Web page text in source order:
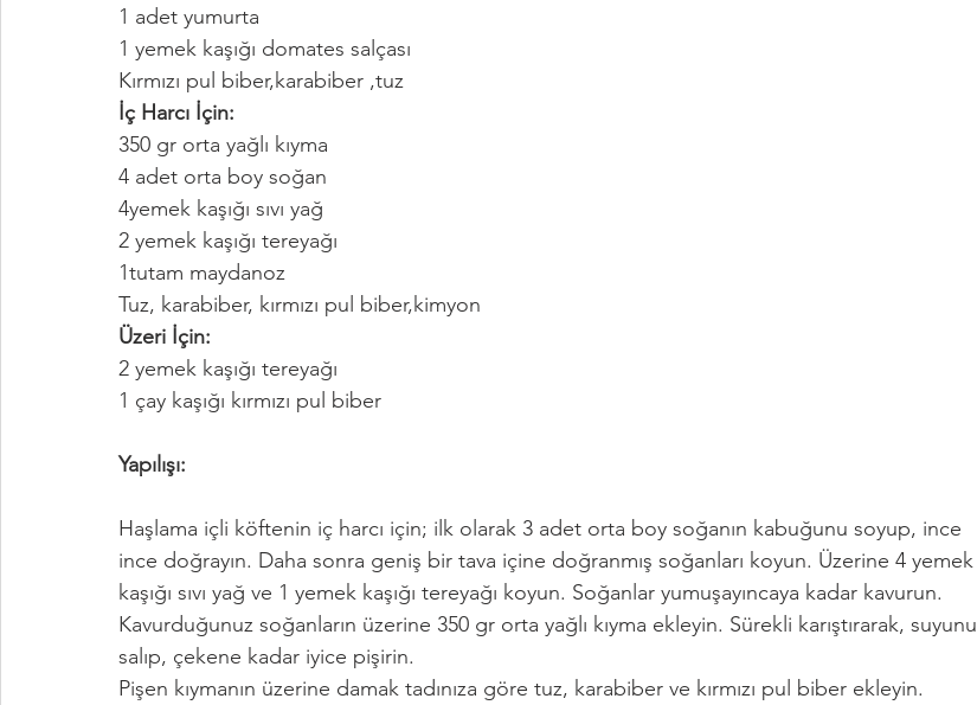
1 adet yumurta
1 yemek kaşığı domates salçası
Kırmızı pul biber,karabiber ,tuz
İç Harcı İçin:
350 gr orta yağlı kıyma
4 adet orta boy soğan
4yemek kaşığı sıvı yağ
2 yemek kaşığı tereyağı
1tutam maydanoz
Tuz, karabiber, kırmızı pul biber,kimyon
Üzeri İçin:
2 yemek kaşığı tereyağı
1 çay kaşığı kırmızı pul biber
Yapılışı:
Haşlama içli köftenin iç harcı için; ilk olarak 3 adet orta boy soğanın kabuğunu soyup, ince
ince doğrayın. Daha sonra geniş bir tava içine doğranmış soğanları koyun. Üzerine 4 yemek
kaşığı sıvı yağ ve 1 yemek kaşığı tereyağı koyun. Soğanlar yumuşayıncaya kadar kavurun.
Kavurduğunuz soğanların üzerine 350 gr orta yağlı kıyma ekleyin. Sürekli karıştırarak, suyunu
salıp, çekene kadar iyice pişirin.
Pişen kıymanın üzerine damak tadınıza göre tuz, karabiber ve kırmızı pul biber ekleyin.